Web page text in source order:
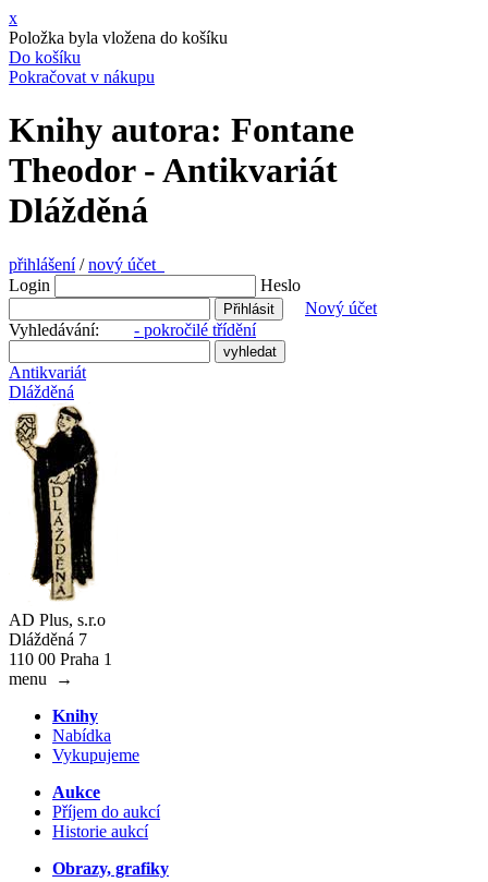
x
Položka byla vložena do košíku
Do košíku
Pokračovat v nákupu
Knihy autora: Fontane
Theodor - Antikvariát
Dlážděná
přihlášení/nový účet
Login
Heslo
Nový účet
Vyhledávání: - pokročilé třídění
Antikvariát
Dlážděná
AD Plus, s.r.o
Dlážděná 7
110 00 Praha 1
menu
→
Knihy
Nabídka
Vykupujeme
Aukce
Příjem do aukcí
Historie aukcí
Obrazy, grafiky